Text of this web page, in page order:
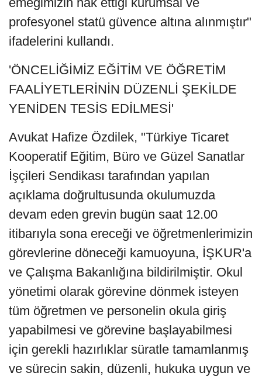
profesyonel statü güvence altına alınmıştır"
ifadelerini kullandı.
'ÖNCELİĞİMİZ EĞİTİM VE ÖĞRETİM
FAALİYETLERİNİN DÜZENLİ ŞEKİLDE
YENİDEN TESİS EDİLMESİ'
Avukat Hafize Özdilek, "Türkiye Ticaret
Kooperatif Eğitim, Büro ve Güzel Sanatlar
İşçileri Sendikası tarafından yapılan
açıklama doğrultusunda okulumuzda
devam eden grevin bugün saat 12.00
itibarıyla sona ereceği ve öğretmenlerimizin
görevlerine döneceği kamuoyuna, İŞKUR'a
ve Çalışma Bakanlığına bildirilmiştir. Okul
yönetimi olarak görevine dönmek isteyen
tüm öğretmen ve personelin okula giriş
yapabilmesi ve görevine başlayabilmesi
için gerekli hazırlıklar süratle tamamlanmış
ve sürecin sakin, düzenli, hukuka uygun ve